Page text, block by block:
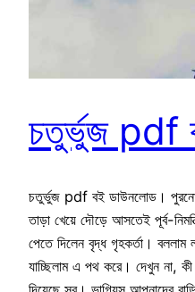
চতুর্ভুজ pdf
চতুর্ভুজ pdf বই ডাউনলোড। পুরনো
তাড়া খেয়ে দৌড়ে আসতেই পূর্ব-
পেতে দিলেন বৃদ্ধ গৃহকর্তা। বললাম
যাচ্ছিলাম এ পথ করে। দেখুন না, কী